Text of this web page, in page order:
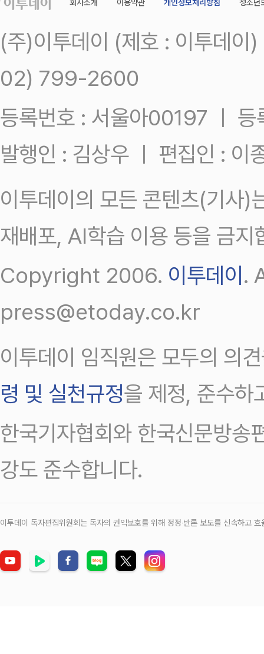
회사소개 이용약관 개인정보처리방침 청소년
(주)이투데이 (제호 : 이투데
02) 799-2600
등록번호 : 서울아00197 ㅣ
발행인 : 김상우 ㅣ 편집인 : 이
이투데이의 모든 콘텐츠(기사)
재배포, AI학습 이용 등을 금지
Copyright 2006. 이투데이.
press@etoday.co.kr
이투데이 임직원은 모두의 의
령 및 실천규정을 제정, 준수하
한국기자협회와 한국신문방송
강도 준수합니다.
이투데이 독자편집위원회는 독자의 권익보호를 위해 정정‧반론 보도를 신속하고